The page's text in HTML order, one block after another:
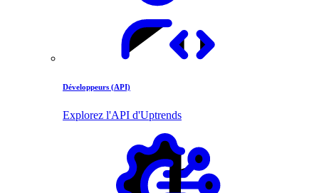
Développeurs (API)
Explorez l'API d'Uptrends